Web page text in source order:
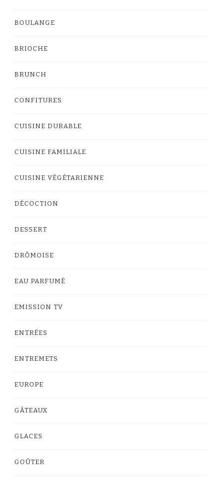
BOULANGE
BRIOCHE
BRUNCH
CONFITURES
CUISINE DURABLE
CUISINE FAMILIALE
CUISINE VÉGÉTARIENNE
DÉCOCTION
DESSERT
DRÔMOISE
EAU PARFUMÉ
EMISSION TV
ENTRÉES
ENTREMETS
EUROPE
GÂTEAUX
GLACES
GOÛTER